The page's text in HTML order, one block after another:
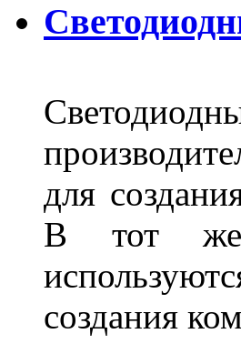
для
В тот же
создания